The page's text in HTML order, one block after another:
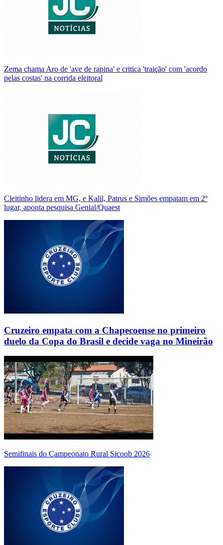
Zema chama Aro de 'ave de rapina' e critica 'traição' com 'acordo
pelas costas' na corrida eleitoral
Cleitinho lidera em MG, e Kalil, Patrus e Simões empatam em 2º
lugar, aponta pesquisa Genial/Quaest
Cruzeiro empata com a Chapecoense no primeiro
duelo da Copa do Brasil e decide vaga no Mineirão
Semifinais do Campeonato Rural Sicoob 2026